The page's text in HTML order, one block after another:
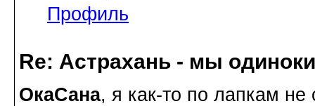
Профиль
Re: Астрахань - мы
ОкаСана, я как-то по лапкам